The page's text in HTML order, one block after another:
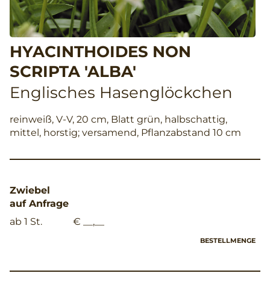
HYACINTHOIDES NON
SCRIPTA 'ALBA'
Englisches Hasenglöckchen
reinweiß, V-V, 20 cm, Blatt grün, halbschattig,
mittel, horstig; versamend, Pflanzabstand 10 cm
Zwiebel
auf Anfrage
ab 1 St.
€ __,__
BESTELLMENGE